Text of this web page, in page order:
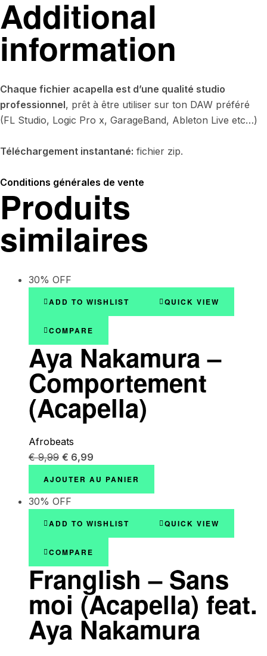
Additional
information
Chaque fichier acapella est d’une qualité studio
professionnel, prêt à être utiliser sur ton DAW préféré
(FL Studio, Logic Pro x, GarageBand, Ableton Live etc…)
Téléchargement instantané: fichier zip.
Conditions générales de vente
Produits
similaires
30% OFF
ADD TO WISHLIST QUICK VIEW
COMPARE
Aya Nakamura –
Comportement
(Acapella)
Afrobeats
€9,99 € 6,99
AJOUTER AU PANIER
30% OFF
ADD TO WISHLIST QUICK VIEW
COMPARE
Franglish – Sans
moi (Acapella) feat.
Aya Nakamura